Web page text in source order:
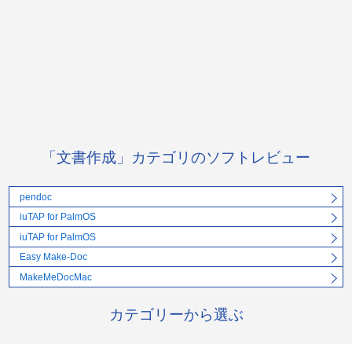
「文書作成」カテゴリのソフトレビュー
pendoc
iuTAP for PalmOS
iuTAP for PalmOS
Easy Make-Doc
MakeMeDocMac
カテゴリーから選ぶ